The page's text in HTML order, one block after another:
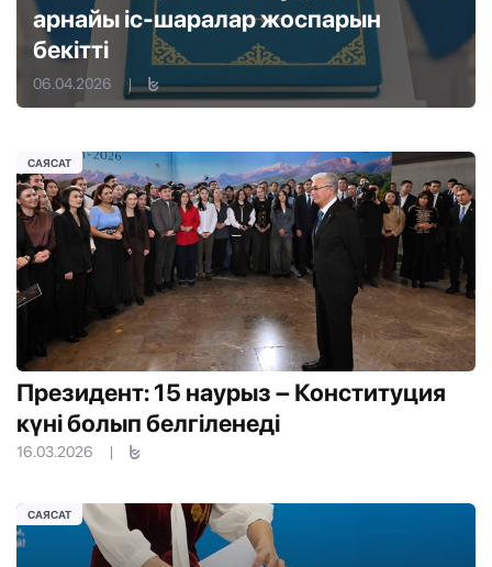
арнайы іс-шаралар жоспарын
бекітті
06.04.2026 |
Президент: 15 наурыз – Конституция
күні болып белгіленеді
16.03.2026 |
САЯСАТ
САЯСАТ